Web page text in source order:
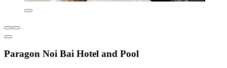
Paragon Noi Bai Hotel and Pool